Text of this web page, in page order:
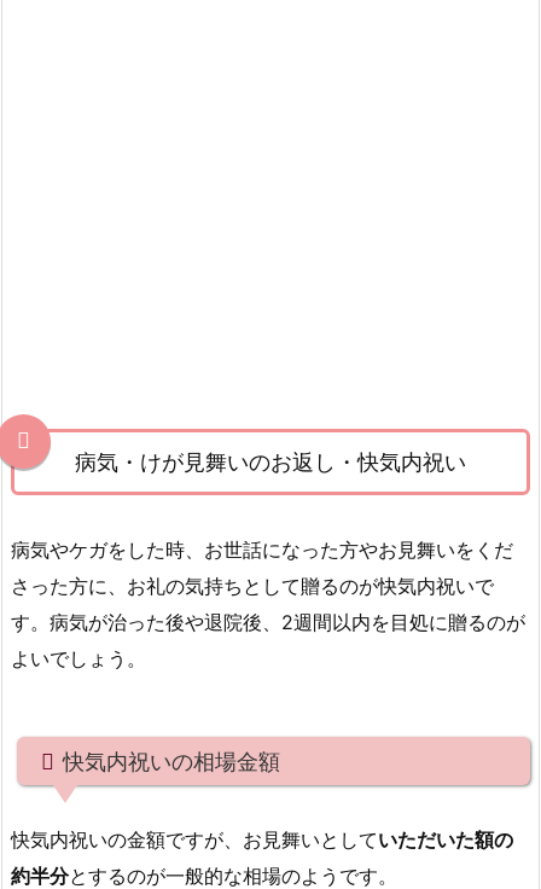
病気・けが見舞いのお返し・快気内祝い
病気やケガをした時、お世話になった方やお見舞いをくだ
さった方に、お礼の気持ちとして贈るのが快気内祝いで
す。 病気が治った後や退院後、2週間以内を目処に贈るのが
よいでしょう。
快気内祝いの相場金額
快気内祝いの金額ですが、お見舞いとしていただいた額の
約半分とするのが一般的な相場のようです。